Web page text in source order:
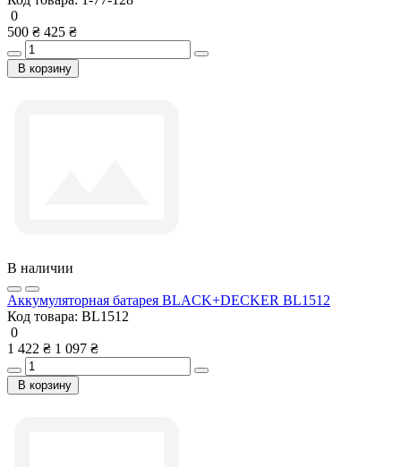
0
500 ₴ 425 ₴
В корзину
В наличии
Аккумуляторная батарея BLACK+DECKER BL1512
Код товара: BL1512
0
1 422 ₴ 1 097 ₴
В корзину